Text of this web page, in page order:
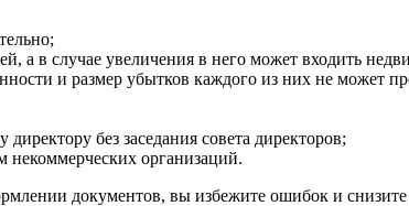
а в случае увеличения в него может входить
и размер убытков каждого из них не может
без заседания совета директоров;
некоммерческих организаций.
документов, вы избежите ошибок и снизите